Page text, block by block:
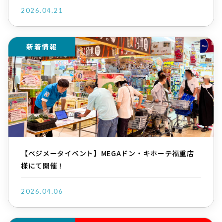
2026.04.21
新着情報
【ベジメータイベント】MEGAドン・キホーテ福重店
様にて開催！
2026.04.06